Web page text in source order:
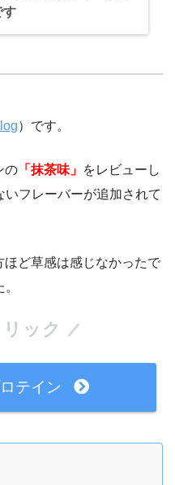
す
）です。
の 「抹茶味」 をレビューし
いフレーバーが追加されて
ほど草感は感じなかったで
ック
テイン